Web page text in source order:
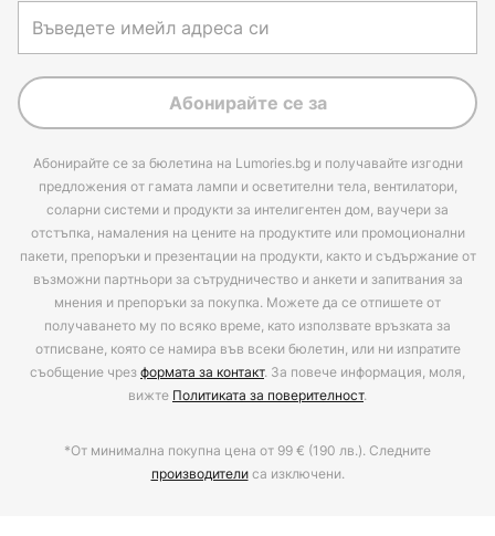
Абонирайте се за
Абонирайте се за бюлетина на Lumories.bg и получавайте изгодни
предложения от гамата лампи и осветителни тела, вентилатори,
соларни системи и продукти за интелигентен дом, ваучери за
отстъпка, намаления на цените на продуктите или промоционални
пакети, препоръки и презентации на продукти, както и съдържание от
възможни партньори за сътрудничество и анкети и запитвания за
мнения и препоръки за покупка. Можете да се отпишете от
получаването му по всяко време, като използвате връзката за
отписване, която се намира във всеки бюлетин, или ни изпратите
съобщение чрезформата за контакт. За повече информация, моля,
вижте Политиката за поверителност.
*От минимална покупна цена от 99 € (190 лв.). Следните
производителиса изключени.